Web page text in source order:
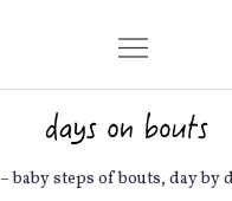
– baby steps of bouts, day by